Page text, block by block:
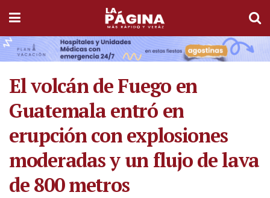
El volcán de Fuego en
Guatemala entró en
erupción con explosiones
moderadas y un flujo de lava
de 800 metros